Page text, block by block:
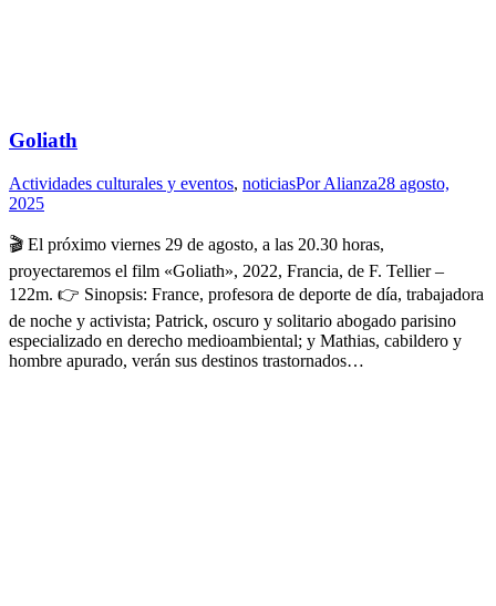
Goliath
Actividades culturales y eventos, noticiasPorAlianza28 agosto,
2025
🎬 El próximo viernes 29 de agosto, a las 20.30 horas,
proyectaremos el film «Goliath», 2022, Francia, de F. Tellier –
122m. 👉 Sinopsis: France, profesora de deporte de día, trabajadora
de noche y activista; Patrick, oscuro y solitario abogado parisino
especializado en derecho medioambiental; y Mathias, cabildero y
hombre apurado, verán sus destinos trastornados…